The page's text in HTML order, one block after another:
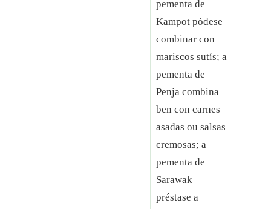
pementa de
Kampot pódese
combinar con
mariscos sutís; a
pementa de
Penja combina
ben con carnes
asadas ou salsas
cremosas; a
pementa de
Sarawak
préstase a